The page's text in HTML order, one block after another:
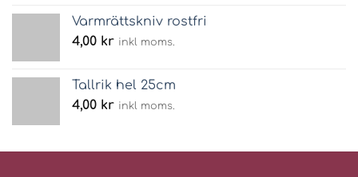
Varmrättskniv rostfri
4,00 kr inkl moms.
Tallrik hel 25cm
4,00 kr inkl moms.